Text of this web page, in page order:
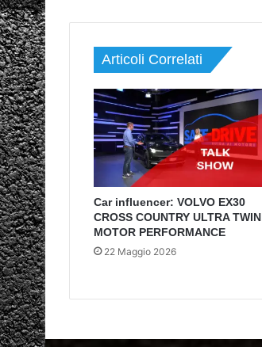
Articoli Correlati
Car influencer: VOLVO EX30
CROSS COUNTRY ULTRA TWIN
MOTOR PERFORMANCE
22 Maggio 2026